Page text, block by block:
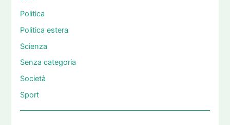
Politica
Politica estera
Scienza
Senza categoria
Società
Sport